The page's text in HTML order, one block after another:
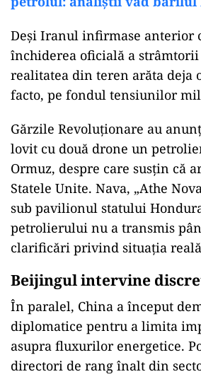
Deși Iranul infirmase anterior
închiderea oficială a
realitatea din teren arăta deja
facto, pe fondul tensiunilor
Gărzile Revoluționare au
lovit cu două drone un
Ormuz, despre care susțin că
Statele Unite. Nava, „Athe
sub pavilionul statului
petrolierului nu a transmis
clarificări privind situația
Beijingul intervine
În paralel, China a început
diplomatice pentru a limita
asupra fluxurilor energetice.
directori de rang înalt din